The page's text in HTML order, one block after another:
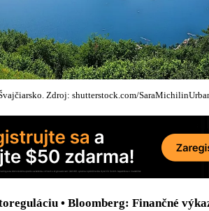
Zdroj: shutterstock.com/
• Bloomberg: Finančné